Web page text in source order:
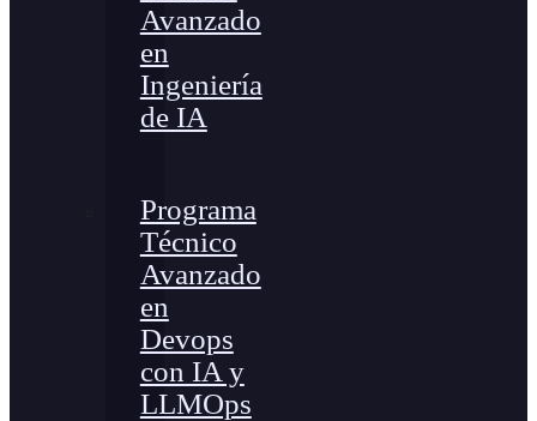
Avanzado
en
Ingeniería
de IA
Programa
Técnico
Avanzado
en
Devops
con IA y
LLMOps